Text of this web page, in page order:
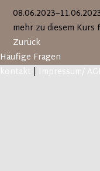
mehr zu diesem Kurs
Zurück
Häufige Fragen
kontakt | Impressum/